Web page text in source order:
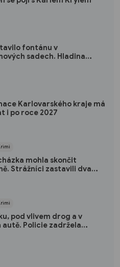
fontánu v
sadech. Hladina
klesla
Karlovarského kraje má
i po roce 2027
mohla skončit
Strážníci zastavili dva
do Bohatic
pod vlivem drog a v
Policie zadržela
muže